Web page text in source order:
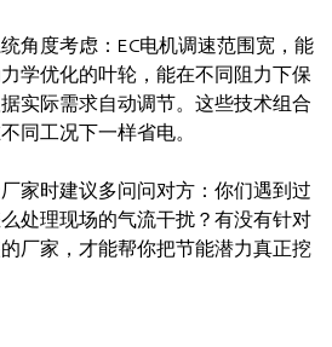
角度考虑：EC电机调速范围宽，能
学优化的叶轮，能在不同阻力下保
实际需求自动调节。这些技术组合
同工况下一样省电。
家时建议多问问对方：你们遇到过
处理现场的气流干扰？有没有针对
厂家，才能帮你把节能潜力真正挖